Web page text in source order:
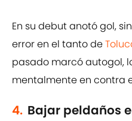
En su debut anotó gol,
error en el tanto de
pasado marcó autogol,
mentalmente en contra
4. Bajar peldaños